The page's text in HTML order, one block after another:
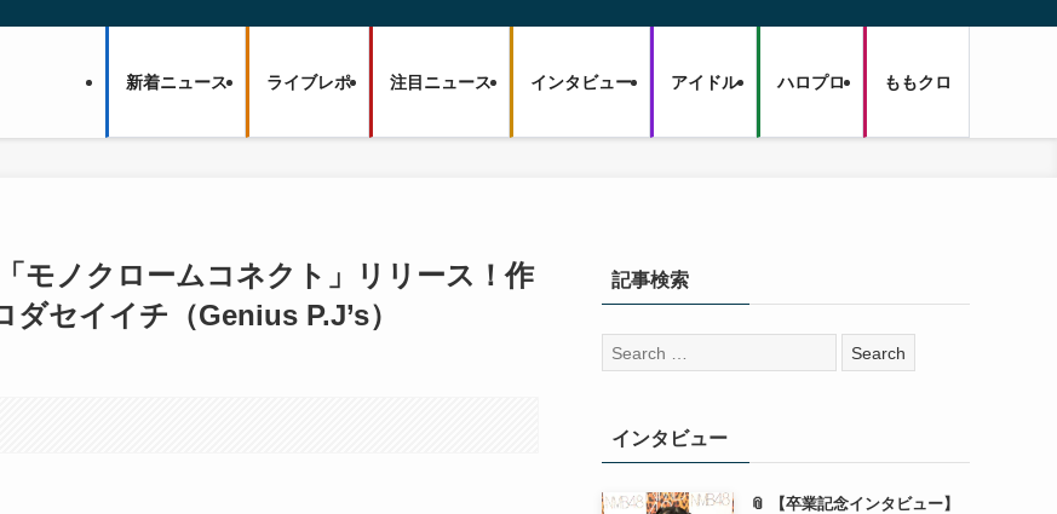
新着ニュース ライブレポ 注目ニュース インタビュー アイドル ハロプロ ももクロ
モノクロームコネクト」リリース！作
セイイチ（Genius P.J’s）
記事検索
検
索:
インタビュー
📎 【卒業記念インタビュー】